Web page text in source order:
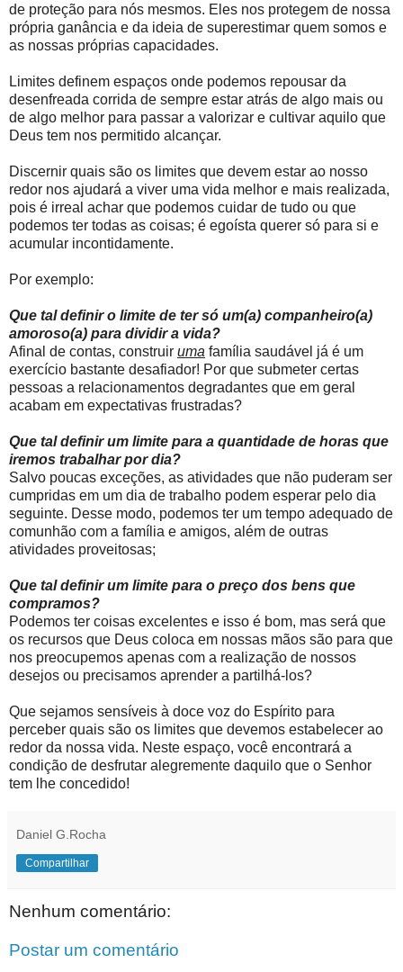
de proteção para nós mesmos. Eles nos protegem de nossa
própria ganância e da ideia de superestimar quem somos e
as nossas próprias capacidades.
Limites definem espaços onde podemos repousar da
desenfreada corrida de sempre estar atrás de algo mais ou
de algo melhor para passar a valorizar e cultivar aquilo que
Deus tem nos permitido alcançar.
Discernir quais são os limites que devem estar ao nosso
redor nos ajudará a viver uma vida melhor e mais realizada,
pois é irreal achar que podemos cuidar de tudo ou que
podemos ter todas as coisas; é egoísta querer só para si e
acumular incontidamente.
Por exemplo:
Que tal definir o limite de ter só um(a) companheiro(a)
amoroso(a) para dividir a vida?
Afinal de contas, construir uma família saudável já é um
exercício bastante desafiador! Por que submeter certas
pessoas a relacionamentos degradantes que em geral
acabam em expectativas frustradas?
Que tal definir um limite para a quantidade de horas que
iremos trabalhar por dia?
Salvo poucas exceções, as atividades que não puderam ser
cumpridas em um dia de trabalho podem esperar pelo dia
seguinte. Desse modo, podemos ter um tempo adequado de
comunhão com a família e amigos, além de outras
atividades proveitosas;
Que tal definir um limite para o preço dos bens que
compramos?
Podemos ter coisas excelentes e isso é bom, mas será que
os recursos que Deus coloca em nossas mãos são para que
nos preocupemos apenas com a realização de nossos
desejos ou precisamos aprender a partilhá-los?
Que sejamos sensíveis à doce voz do Espírito para
perceber quais são os limites que devemos estabelecer ao
redor da nossa vida. Neste espaço, você encontrará a
condição de desfrutar alegremente daquilo que o Senhor
tem lhe concedido!
Daniel G.Rocha
Compartilhar
Nenhum comentário:
Postar um comentário